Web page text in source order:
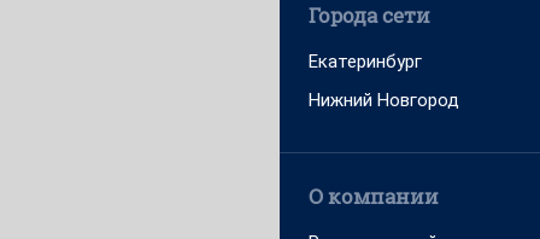
Города сети
Екатеринбург
Нижний Новгород
О компании